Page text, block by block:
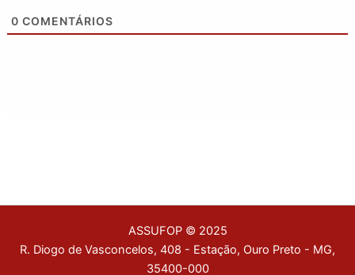
0 COMENTÁRIOS
ASSUFOP © 2025
R. Diogo de Vasconcelos, 408 - Estação, Ouro Preto - MG,
35400-000